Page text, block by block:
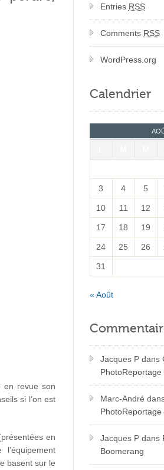
en revue son
si l’on est
en
basent sur le
Entries RSS
Comments RSS
WordPress.org
Calendrier
3 4 5
10 11 12
17 18 19
24 25 26
31
« Août
Jacques Pdans
PhotoReportage
Marc-André
PhotoReportage
Jacques Pdans
Boomerang